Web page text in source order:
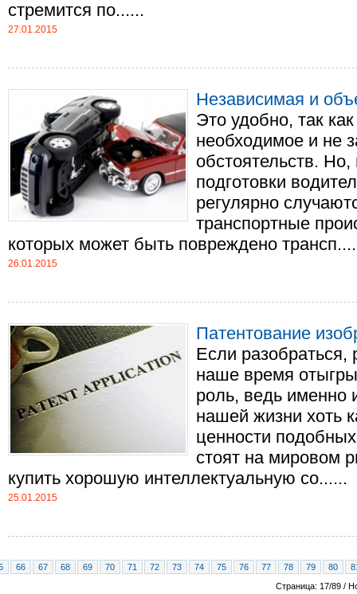
стремится по......
27.01.2015
Независимая и
Это удобно, так
необходимое и не
обстоятельств.
подготовки
регулярно
транспортные
которых может быть повреждено
26.01.2015
Патентование
Если разобраться,
наше время
роль, ведь именно
нашей жизни хоть
ценности
стоят на мировом
купить хорошую интеллектуальную со......
25.01.2015
66 67 68 69 70 71 72 73 74 75 76 77 78 79 80
Страница: 17/89 /